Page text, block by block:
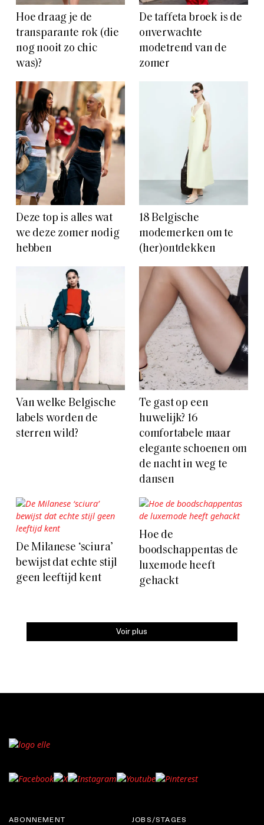
Hoe draag je de
transparante rok (die
nog nooit zo chic
was)?
De taffeta broek is de
onverwachte
modetrend van de
zomer
Deze top is alles wat
we deze zomer nodig
hebben
18 Belgische
modemerken om te
(her)ontdekken
Van welke Belgische
labels worden de
sterren wild?
Te gast op een
huwelijk? 16
comfortabele maar
elegante schoenen om
de nacht in weg te
dansen
De Milanese ‘sciura’
bewijst dat echte stijl
geen leeftijd kent
Hoe de
boodschappentas de
luxemode heeft
gehackt
Voir plus
ABONNEMENT JOBS/STAGES